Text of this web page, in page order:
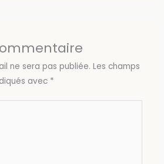
ne sera pas publiée. Les champs
avec *